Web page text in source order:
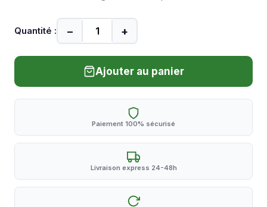
Quantité : − +
Ajouter au panier
Paiement 100% sécurisé
Livraison express 24-48h